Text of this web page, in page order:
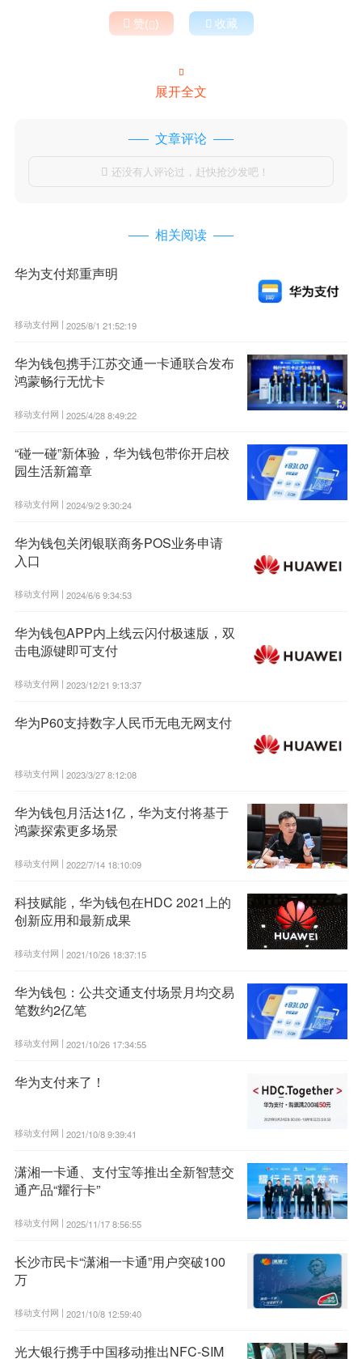
 赞()  收藏

展开全文
文章评论
 还没有人评论过，赶快抢沙发吧！
相关阅读
华为支付郑重声明
移动支付网 | 2025/8/1 21:52:19
华为钱包携手江苏交通一卡通联合发布
鸿蒙畅行无忧卡
移动支付网 | 2025/4/28 8:49:22
“碰一碰”新体验，华为钱包带你开启校
园生活新篇章
移动支付网 | 2024/9/2 9:30:24
华为钱包关闭银联商务POS业务申请
入口
移动支付网 | 2024/6/6 9:34:53
华为钱包APP内上线云闪付极速版，双
击电源键即可支付
移动支付网 | 2023/12/21 9:13:37
华为P60支持数字人民币无电无网支付
移动支付网 | 2023/3/27 8:12:08
华为钱包月活达1亿，华为支付将基于
鸿蒙探索更多场景
移动支付网 | 2022/7/14 18:10:09
科技赋能，华为钱包在HDC 2021上的
创新应用和最新成果
移动支付网 | 2021/10/26 18:37:15
华为钱包：公共交通支付场景月均交易
笔数约2亿笔
移动支付网 | 2021/10/26 17:34:55
华为支付来了！
移动支付网 | 2021/10/8 9:39:41
潇湘一卡通、支付宝等推出全新智慧交
通产品“耀行卡”
移动支付网 | 2025/11/17 8:56:55
长沙市民卡“潇湘一卡通”用户突破100
万
移动支付网 | 2021/10/8 12:59:40
光大银行携手中国移动推出NFC-SIM